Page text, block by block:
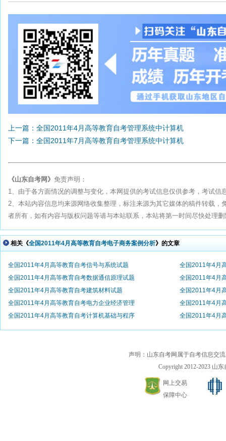
上一篇：全国2011年4月高等教育自考管理系统中计算机
下一篇：全国2011年7月高等教育自考管理系统中计算机
《山东自考网》 免责声明：
1、由于各方面情况的调整与变化，本网提供的考试信息仅供参考，考试信
2、本站内容信息均来源网络收集整理，标注来源为其它媒体的稿件转载，
者所有，如有内容与版权问题等请与本站联系，本站将第一时间尽快处理
相关《全国2011年4月高等教育自考电子商务案例分析》的文章
全国2011年4月高等教育自考信号与系统试题
全国2011年4月
全国2011年4月高等教育自考数据通信原理试题
全国2011年4月
全国2011年4月高等教育自考建筑材料试题
全国2011年4月
全国2011年4月高等教育自考电力企业经济管理
全国2011年4月
全国2011年4月高等教育自考计算机基础与程序
全国2011年4月
声明：山东自考网属于自考信息交
Copyright 2012-2023 山
网上交易
保障中心